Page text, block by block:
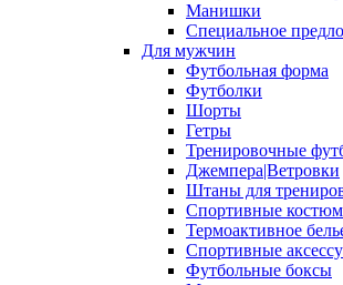
Манишки
Специальное
Для мужчин
Футбольная форма
Футболки
Шорты
Гетры
Тренировочные
Джемпера|Ветровки
Штаны для
Спортивные
Термоактивное
Спортивные
Футбольные боксы